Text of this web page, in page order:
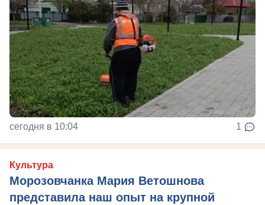
сегодня в 10:04 1
Культура
Морозовчанка Мария Ветошнова
представила наш опыт на крупной